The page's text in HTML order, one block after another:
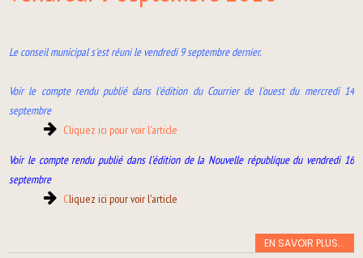
Le conseil municipal s'est réuni le vendredi 9 septembre dernier.
Voir le compte rendu publié dans l'édition du Courrier de l'ouest du mercredi 14
septembre
Cliquez ici pour voir l'article
Voir le compte rendu publié dans l'édition de la Nouvelle république du vendredi 16
septembre
Cliquez ici pour voir l'article
EN SAVOIR PLUS...